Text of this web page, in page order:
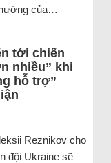
của…
tới chiến
nhiều” khi
hỗ trợ”
Reznikov cho
đội Ukraine sẽ